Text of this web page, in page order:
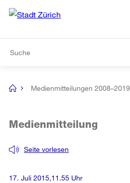
Navigation
[no
Medienmitteilungen 2008–2019
Seite vorlesen
Medienmitteilung
17. Juli 2015,11.55 Uhr